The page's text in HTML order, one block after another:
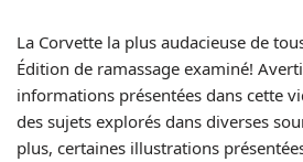
La Corvette la plus audacieuse de
Édition de ramassage examiné!
informations présentées dans cette
des sujets explorés dans diverses
plus, certaines illustrations